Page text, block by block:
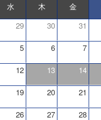
水 木 金
29 30 31
5 6 7
12 13 14
19 20 21
26 27 28